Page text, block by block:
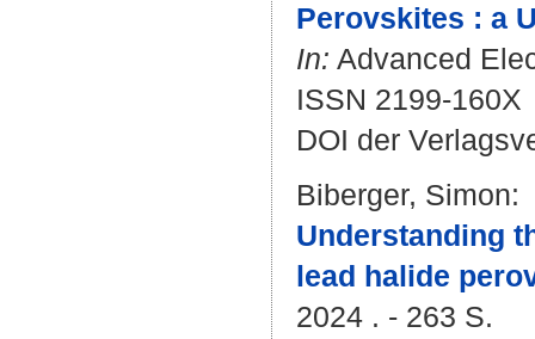
Perovskites : a
In: Advanced
ISSN 2199-160X
DOI der
Biberger, Simon:
Understanding
lead halide
2024 . - 263 S.